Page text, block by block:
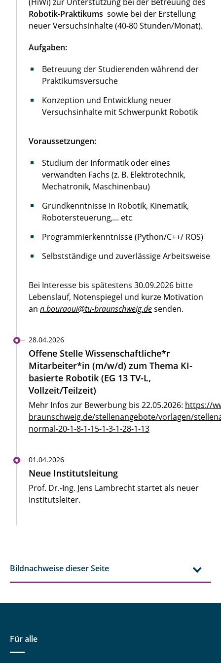
Robotik-Praktikums sowie bei der Erstellung
neuer Versuchsinhalte (40-80 Stunden/Monat).
Aufgaben:
Betreuung der Studierenden während der
Praktikumsversuche
Konzeption und Entwicklung neuer
Versuchsinhalte mit Schwerpunkt Robotik
Voraussetzungen:
Studium der Informatik oder eines
verwandten Fachs (z. B. Elektrotechnik,
Mechatronik, Maschinenbau)
Grundkenntnisse in Robotik, Kinematik,
Robotersteuerung,... etc
Programmierkenntnisse (Python/C++/ ROS)
Selbstständige und zuverlässige Arbeitsweise
Bei Interesse bis spätestens 30.09.2026 bitte
Lebenslauf, Notenspiegel und kurze Motivation
an n.bouraoui@tu-braunschweig.desenden.
28.04.2026
Offene Stelle Wissenschaftliche*r
Mitarbeiter*in (m/w/d) zum Thema KI-
basierte Robotik (EG 13 TV-L,
Vollzeit/Teilzeit)
Mehr Infos zur Bewerbung bis 22.05.2026: https://
braunschweig.de/stellenangebote/vorlagen/
normal-20-1-8-1-15-1-3-1-28-1-13
01.04.2026
Neue Institutsleitung
Prof. Dr.-Ing. Jens Lambrecht startet als neuer
Institutsleiter.
Bildnachweise dieser Seite
Für alle